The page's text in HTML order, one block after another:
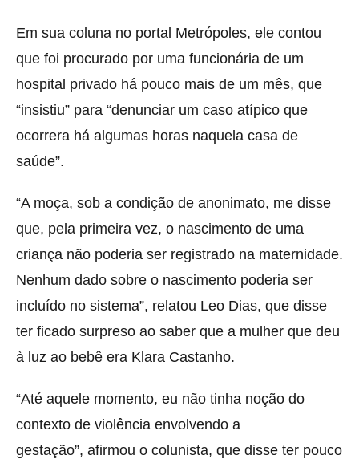
Em sua coluna no portal Metrópoles, ele contou
que foi procurado por uma funcionária de um
hospital privado há pouco mais de um mês, que
“insistiu” para “denunciar um caso atípico que
ocorrera há algumas horas naquela casa de
saúde”.
“A moça, sob a condição de anonimato, me disse
que, pela primeira vez, o nascimento de uma
criança não poderia ser registrado na maternidade.
Nenhum dado sobre o nascimento poderia ser
incluído no sistema”, relatou Leo Dias, que disse
ter ficado surpreso ao saber que a mulher que deu
à luz ao bebê era Klara Castanho.
“Até aquele momento, eu não tinha noção do
contexto de violência envolvendo a
gestação”, afirmou o colunista, que disse ter pouco